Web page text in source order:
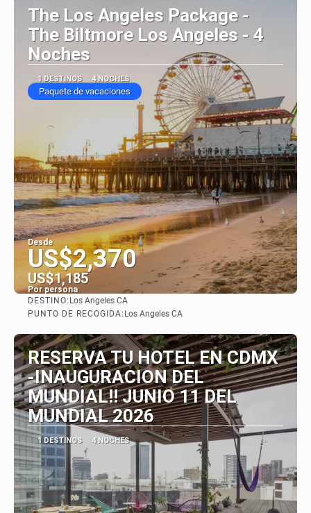
The Los Angeles Package -
The Biltmore Los Angeles - 4
Noches
1 DESTINOS 4 NOCHES
Paquete de vacaciones
Desde
US$2,370
US$1,185
Por persona
DESTINO: Los Angeles CA
PUNTO DE RECOGIDA: Los Angeles CA
RESERVA TU HOTEL EN CDMX
-INAUGURACION DEL
MUNDIAL!! JUNIO 11 DEL
MUNDIAL 2026
1 DESTINOS 4 NOCHES